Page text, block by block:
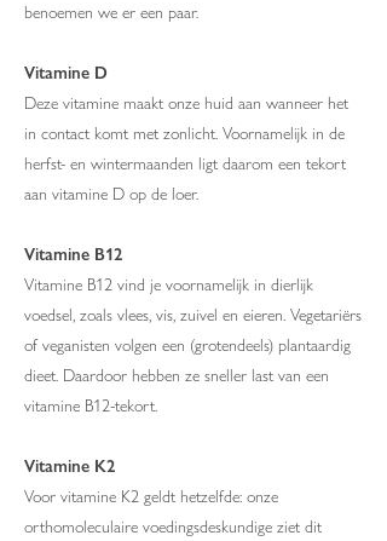
benoemen we er een paar.
Vitamine D
Deze vitamine maakt onze huid aan wanneer het
in contact komt met zonlicht. Voornamelijk in de
herfst- en wintermaanden ligt daarom een tekort
aan vitamine D op de loer.
Vitamine B12
Vitamine B12 vind je voornamelijk in dierlijk
voedsel, zoals vlees, vis, zuivel en eieren. Vegetariërs
of veganisten volgen een (grotendeels) plantaardig
dieet. Daardoor hebben ze sneller last van een
vitamine B12-tekort.
Vitamine K2
Voor vitamine K2 geldt hetzelfde: onze
orthomoleculaire voedingsdeskundige ziet dit